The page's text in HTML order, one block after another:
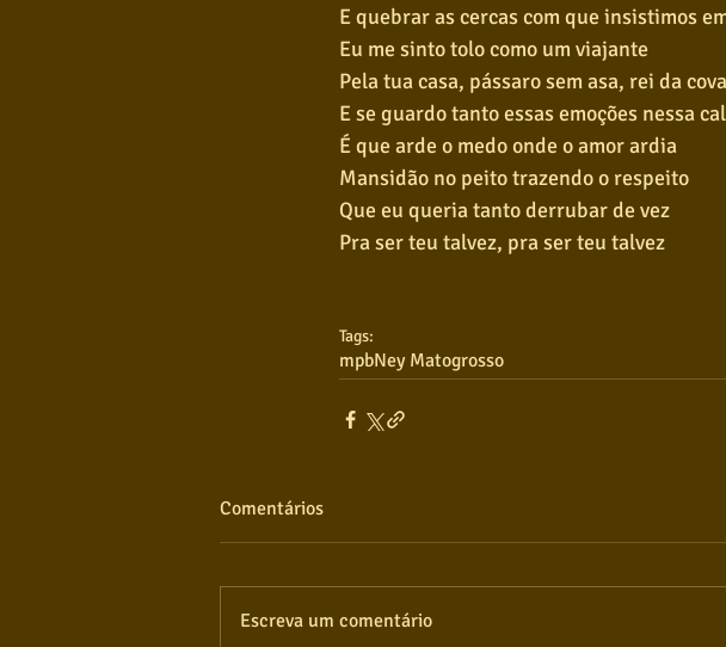
E quebrar as cercas com que insistimos
Eu me sinto tolo como um viajante
Pela tua casa, pássaro sem asa, rei da
E se guardo tanto essas emoções nessa
É que arde o medo onde o amor ardia
Mansidão no peito trazendo o respeito
Que eu queria tanto derrubar de vez
Pra ser teu talvez, pra ser teu talvez
Tags:
mpbNey Matogrosso
Comentários
Escreva um comentário